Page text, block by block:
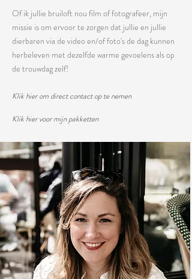
Of ik jullie bruiloft nou film of fotografeer, mijn
missie is om ervoor te zorgen dat jullie en jullie
dierbaren via de video en/offoto'sde dag kunnen
herbeleven met dezelfde warme gevoelens als op
de trouwdag zelf!
Klik hier om direct contact op te nemen
Klik hier voor mijn pakketten